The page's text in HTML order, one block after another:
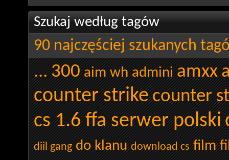
Szukaj według tagów
90 najczęściej szukanych
...300 aim wh admini amxx
counter strikecounter
cs 1.6 ffa serwer polski
diil gang do klanu download cs film